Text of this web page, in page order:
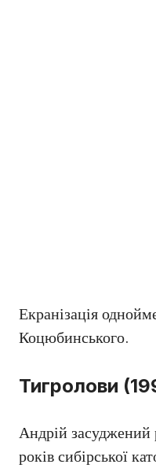
Екранізація
Коцюбинського.
Тигролови
Андрій
років сибірської